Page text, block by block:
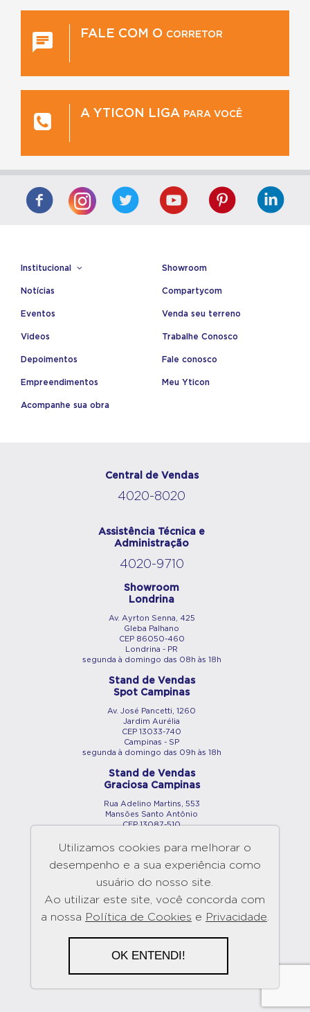
Utilizamos cookies para melhorar o
desempenho e a sua experiência como
usuário do nosso site.
Ao utilizar este site, você concorda com
a nossa Política de Cookies e Privacidade
OK ENTENDI!
FALE COM O CORRETOR
A YTICON LIGA PARA VOCÊ
Institucional
Notícias
Eventos
Videos
Depoimentos
Empreendimentos
Acompanhe sua obra
Showroom
Compartycom
Venda seu terreno
Trabalhe Conosco
Fale conosco
Meu Yticon
Central de Vendas
4020-8020
Assistência Técnica e
Administração
4020-9710
Showroom
Londrina
Av. Ayrton Senna, 425
Gleba Palhano
CEP 86050-460
Londrina - PR
segunda à domingo das 08h às 18h
Stand de Vendas
Spot Campinas
Av. José Pancetti, 1260
Jardim Aurélia
CEP 13033-740
Campinas - SP
segunda à domingo das 09h às 18h
Stand de Vendas
Graciosa Campinas
Rua Adelino Martins, 553
Mansões Santo Antônio
CEP 13087-510
segunda à domingo das 09h às 18h
Showroom
Maringá
Av. São Paulo, 2890
Vila Bosque
CEP 87005-040
segunda à domingo das 09h às 18h